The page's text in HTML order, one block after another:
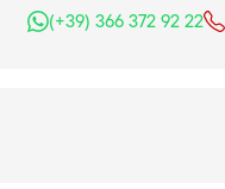
(+39) 366 372 92 22